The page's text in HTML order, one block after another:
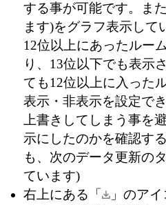
する事が可能です。ま
ます)をグラフ表示して
12位以上にあったルー
り、13位以下でも表示
ても12位以上に入った
表示・非表示を設定で
上書きしてしまう事を
示にしたのかを確認す
も、次のデータ更新の
ています)
右上にある「
」のアイ